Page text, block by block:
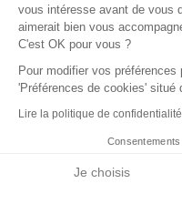
vendredi de 8h30 à 15h30
vous intéresse avant de vous
aimerait bien vous
C'est OK pour vous ?
Pour modifier vos
'Préférences de cookies' situé
Lire la politique de confidentialité
Je choisis